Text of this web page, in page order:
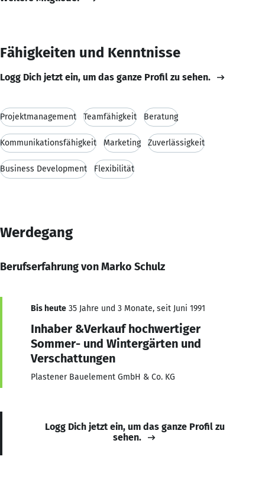
Fähigkeiten und Kenntnisse
Logg Dich jetzt ein, um das ganze Profil zu sehen.
Projektmanagement Teamfähigkeit Beratung
Kommunikationsfähigkeit Marketing Zuverlässigkeit
Business Development Flexibilität
Werdegang
Berufserfahrung von Marko Schulz
Bis heute 35 Jahre und 3 Monate, seit Juni 1991
Inhaber &Verkauf hochwertiger
Sommer- und Wintergärten und
Verschattungen
Plastener Bauelement GmbH & Co. KG
Logg Dich jetzt ein, um das ganze Profil zu
sehen.